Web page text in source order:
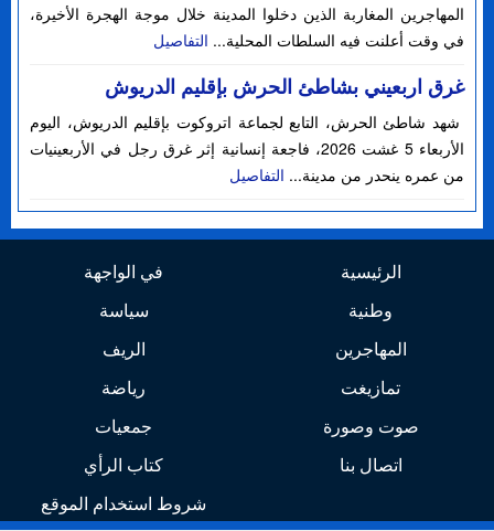
المهاجرين المغاربة الذين دخلوا المدينة خلال موجة الهجرة الأخيرة،
في وقت أعلنت فيه السلطات المحلية... التفاصيل
غرق اربعيني بشاطئ الحرش بإقليم الدريوش
شهد شاطئ الحرش، التابع لجماعة اتروكوت بإقليم الدريوش، اليوم
الأربعاء 5 غشت 2026، فاجعة إنسانية إثر غرق رجل في الأربعينيات
من عمره ينحدر من مدينة... التفاصيل
في الواجهة
الرئيسية
سياسة
وطنية
الريف
المهاجرين
رياضة
تمازيغت
جمعيات
صوت وصورة
كتاب الرأي
اتصال بنا
شروط استخدام الموقع